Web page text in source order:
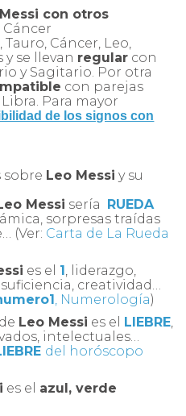
con otros
Tauro, Cáncer, Leo,
se llevan regular con
y Sagitario. Por otra
con parejas
Para mayor
de los signos con
sobre Leo Messi y su
Messi sería RUEDA
sorpresas traídas
(Ver: Carta de La Rueda
es el 1 , liderazgo,
creatividad…
, Numerología)
Leo Messi es el LIEBRE
intelectuales…
del horóscopo
es el azul, verde